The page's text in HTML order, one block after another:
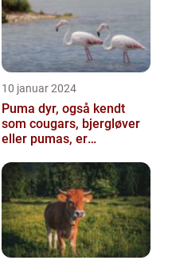
10 januar 2024
Puma dyr, også kendt
som cougars, bjergløver
eller pumas, er
imponerende væsener,
de...